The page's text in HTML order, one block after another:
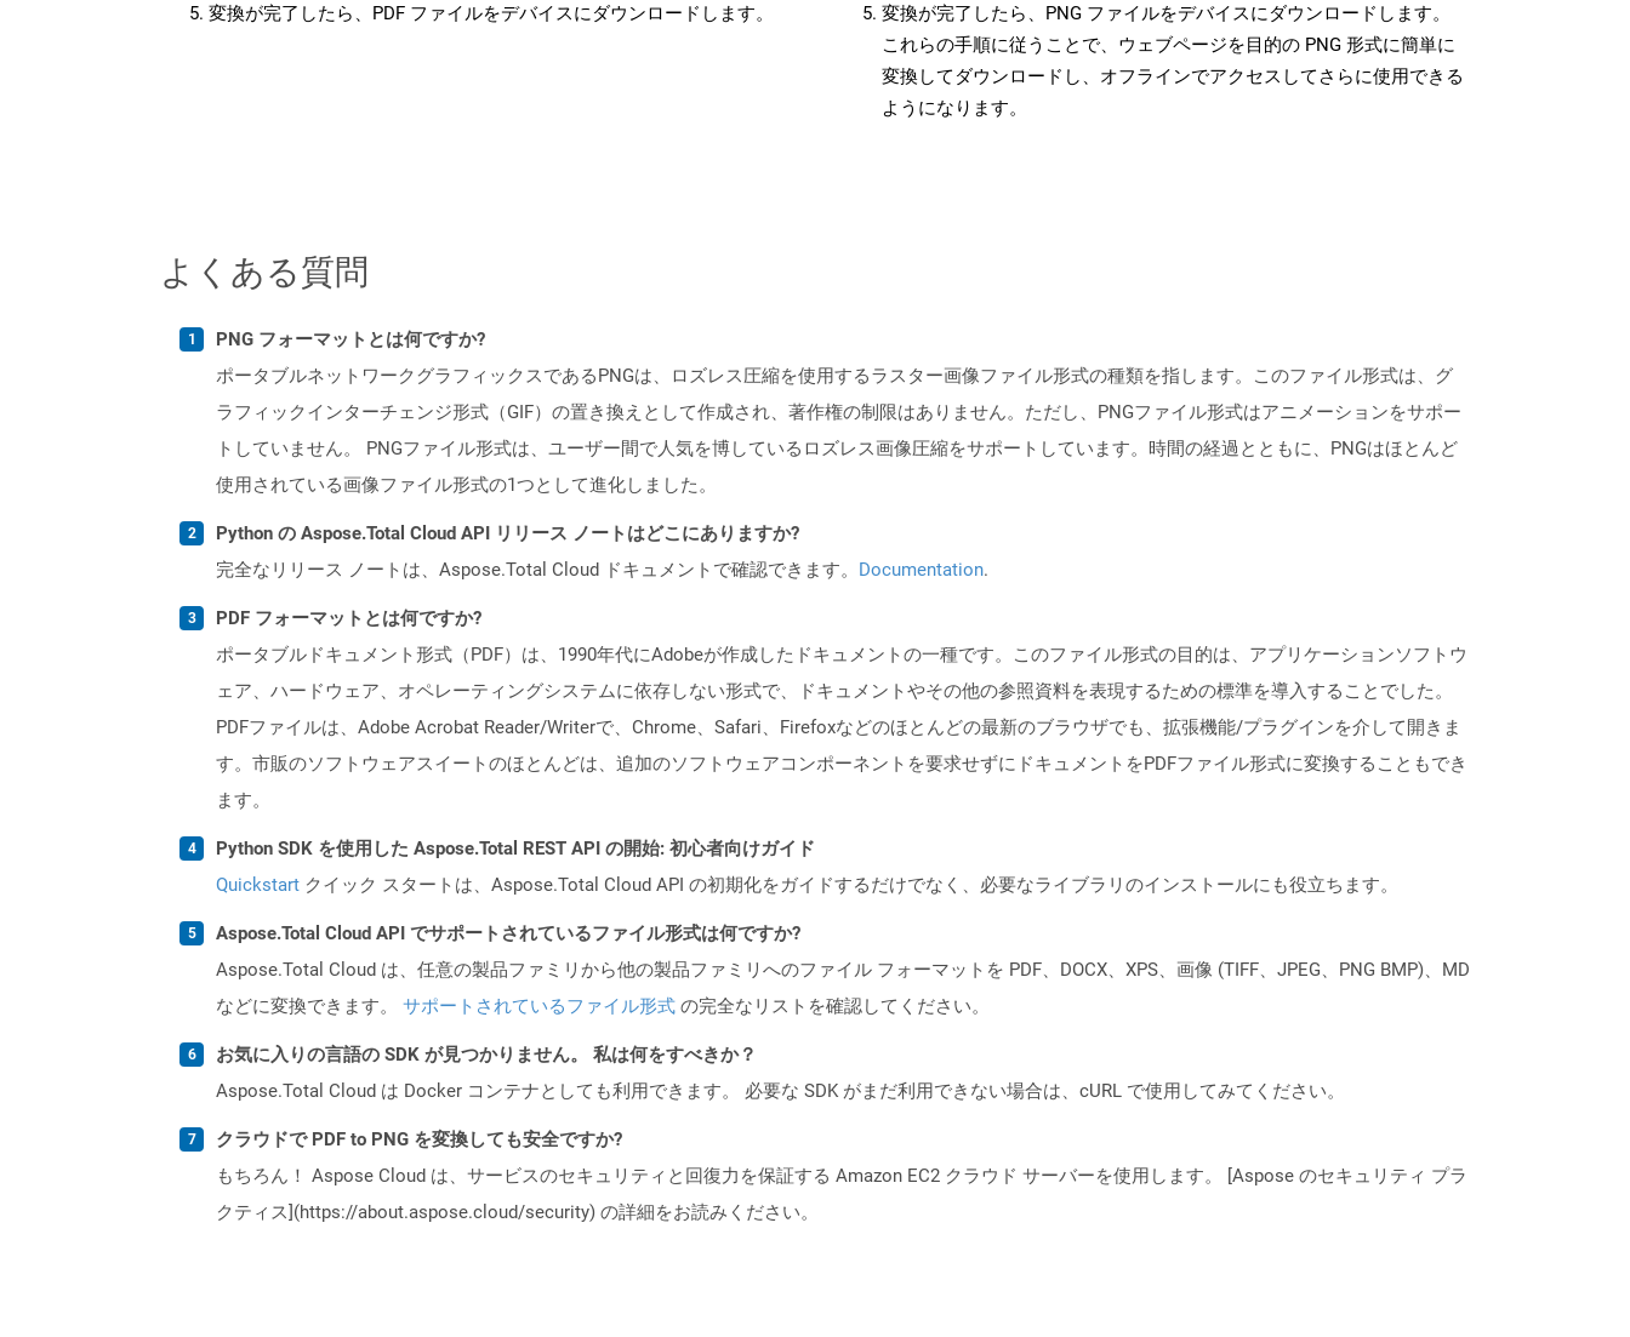
変換が完了したら、PDF ファイルをデバイスにダウンロードします。
変換が完了したら、PNG ファイルをデバイスにダウンロードします。
これらの手順に従うことで、ウェブページを目的の PNG 形式に簡単に
変換してダウンロードし、オフラインでアクセスしてさらに使用できる
ようになります。
よくある質問
PNG フォーマットとは何ですか?
ポータブルネットワークグラフィックスであるPNGは、ロズレス圧縮を使用するラスター画像ファイル形式の種類を指します。このファイル形式は、グ
ラフィックインターチェンジ形式（GIF）の置き換えとして作成され、著作権の制限はありません。ただし、PNGファイル形式はアニメーションをサポー
トしていません。 PNGファイル形式は、ユーザー間で人気を博しているロズレス画像圧縮をサポートしています。時間の経過とともに、PNGはほとんど
使用されている画像ファイル形式の1つとして進化しました。
Python の Aspose.Total Cloud API リリース ノートはどこにありますか?
完全なリリース ノートは、Aspose.Total Cloud ドキュメントで確認できます。 Documentation.
PDF フォーマットとは何ですか?
ポータブルドキュメント形式（PDF）は、1990年代にAdobeが作成したドキュメントの一種です。このファイル形式の目的は、アプリケーションソフトウ
ェア、ハードウェア、オペレーティングシステムに依存しない形式で、ドキュメントやその他の参照資料を表現するための標準を導入することでした。
PDFファイルは、Adobe Acrobat Reader/Writerで、Chrome、Safari、Firefoxなどのほとんどの最新のブラウザでも、拡張機能/プラグインを介して開きま
す。市販のソフトウェアスイートのほとんどは、追加のソフトウェアコンポーネントを要求せずにドキュメントをPDFファイル形式に変換することもでき
ます。
Python SDK を使用した Aspose.Total REST API の開始: 初心者向けガイド
Quickstart クイック スタートは、Aspose.Total Cloud API の初期化をガイドするだけでなく、必要なライブラリのインストールにも役立ちます。
Aspose.Total Cloud API でサポートされているファイル形式は何ですか?
Aspose.Total Cloud は、任意の製品ファミリから他の製品ファミリへのファイル フォーマットを PDF、DOCX、XPS、画像 (TIFF、JPEG、PNG BMP)、MD
などに変換できます。 サポートされているファイル形式 の完全なリストを確認してください。
お気に入りの言語の SDK が見つかりません。 私は何をすべきか？
Aspose.Total Cloud は Docker コンテナとしても利用できます。 必要な SDK がまだ利用できない場合は、cURL で使用してみてください。
クラウドで PDF to PNG を変換しても安全ですか?
もちろん！ Aspose Cloud は、サービスのセキュリティと回復力を保証する Amazon EC2 クラウド サーバーを使用します。 [Aspose のセキュリティ プラ
クティス](https://about.aspose.cloud/security) の詳細をお読みください。